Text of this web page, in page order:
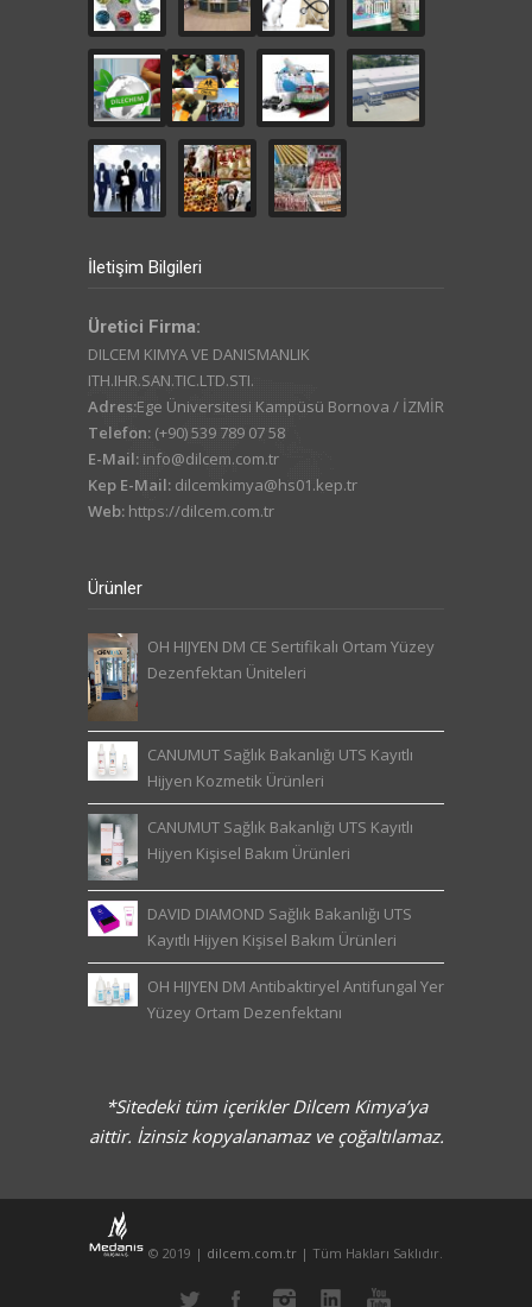
İletişim Bilgileri
Üretici Firma:
DILCEM KIMYA VE DANISMANLIK
ITH.IHR.SAN.TIC.LTD.STI.
Adres:Ege Üniversitesi Kampüsü Bornova / İZMİR
Telefon: (+90) 539 789 07 58
E-Mail: info@dilcem.com.tr
Kep E-Mail: dilcemkimya@hs01.kep.tr
Web: https://dilcem.com.tr
Ürünler
OH HIJYEN DM CE Sertifikalı Ortam Yüzey
Dezenfektan Üniteleri
CANUMUT Sağlık Bakanlığı UTS Kayıtlı
Hijyen Kozmetik Ürünleri
CANUMUT Sağlık Bakanlığı UTS Kayıtlı
Hijyen Kişisel Bakım Ürünleri
DAVID DIAMOND Sağlık Bakanlığı UTS
Kayıtlı Hijyen Kişisel Bakım Ürünleri
OH HIJYEN DM Antibaktiryel Antifungal Yer
Yüzey Ortam Dezenfektanı
*Sitedeki tüm içerikler Dilcem Kimya’ya
aittir. İzinsiz kopyalanamaz ve çoğaltılamaz.
© 2019 | dilcem.com.tr| Tüm Hakları Saklıdır.